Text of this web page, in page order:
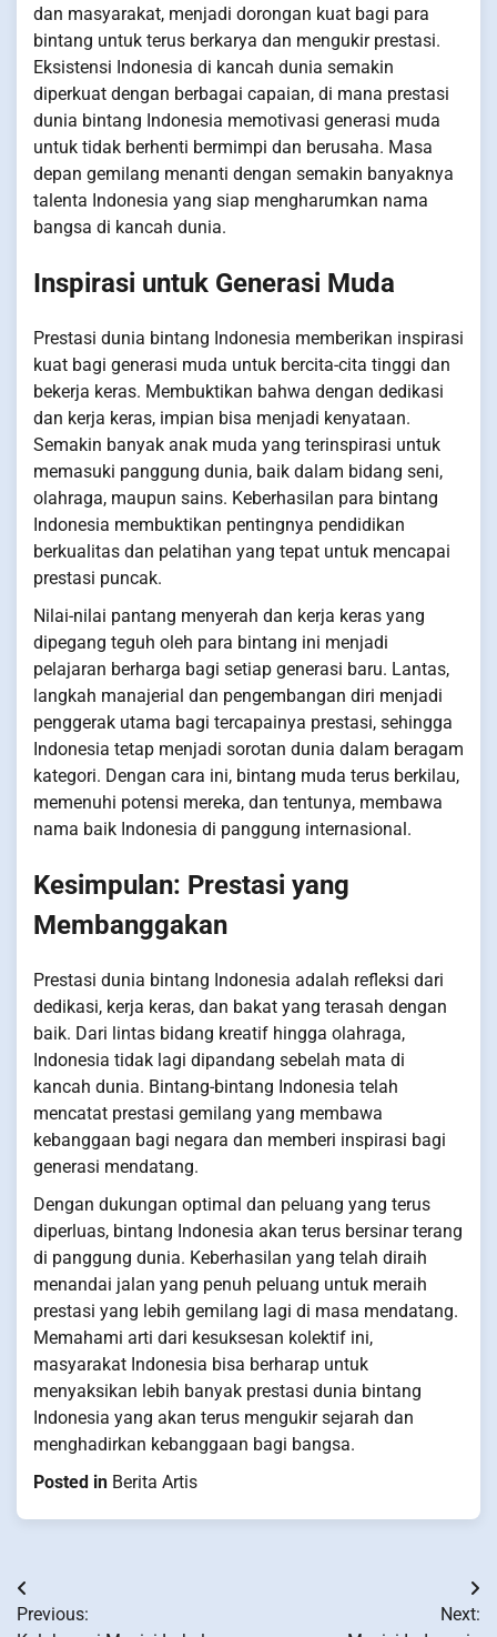
dan masyarakat, menjadi dorongan kuat bagi para
bintang untuk terus berkarya dan mengukir prestasi.
Eksistensi Indonesia di kancah dunia semakin
diperkuat dengan berbagai capaian, di mana prestasi
dunia bintang Indonesia memotivasi generasi muda
untuk tidak berhenti bermimpi dan berusaha. Masa
depan gemilang menanti dengan semakin banyaknya
talenta Indonesia yang siap mengharumkan nama
bangsa di kancah dunia.
Inspirasi untuk Generasi Muda
Prestasi dunia bintang Indonesia memberikan inspirasi
kuat bagi generasi muda untuk bercita-cita tinggi dan
bekerja keras. Membuktikan bahwa dengan dedikasi
dan kerja keras, impian bisa menjadi kenyataan.
Semakin banyak anak muda yang terinspirasi untuk
memasuki panggung dunia, baik dalam bidang seni,
olahraga, maupun sains. Keberhasilan para bintang
Indonesia membuktikan pentingnya pendidikan
berkualitas dan pelatihan yang tepat untuk mencapai
prestasi puncak.
Nilai-nilai pantang menyerah dan kerja keras yang
dipegang teguh oleh para bintang ini menjadi
pelajaran berharga bagi setiap generasi baru. Lantas,
langkah manajerial dan pengembangan diri menjadi
penggerak utama bagi tercapainya prestasi, sehingga
Indonesia tetap menjadi sorotan dunia dalam beragam
kategori. Dengan cara ini, bintang muda terus berkilau,
memenuhi potensi mereka, dan tentunya, membawa
nama baik Indonesia di panggung internasional.
Kesimpulan: Prestasi yang
Membanggakan
Prestasi dunia bintang Indonesia adalah refleksi dari
dedikasi, kerja keras, dan bakat yang terasah dengan
baik. Dari lintas bidang kreatif hingga olahraga,
Indonesia tidak lagi dipandang sebelah mata di
kancah dunia. Bintang-bintang Indonesia telah
mencatat prestasi gemilang yang membawa
kebanggaan bagi negara dan memberi inspirasi bagi
generasi mendatang.
Dengan dukungan optimal dan peluang yang terus
diperluas, bintang Indonesia akan terus bersinar terang
di panggung dunia. Keberhasilan yang telah diraih
menandai jalan yang penuh peluang untuk meraih
prestasi yang lebih gemilang lagi di masa mendatang.
Memahami arti dari kesuksesan kolektif ini,
masyarakat Indonesia bisa berharap untuk
menyaksikan lebih banyak prestasi dunia bintang
Indonesia yang akan terus mengukir sejarah dan
menghadirkan kebanggaan bagi bangsa.
Posted in Berita Artis
Post
Previous:
Next: